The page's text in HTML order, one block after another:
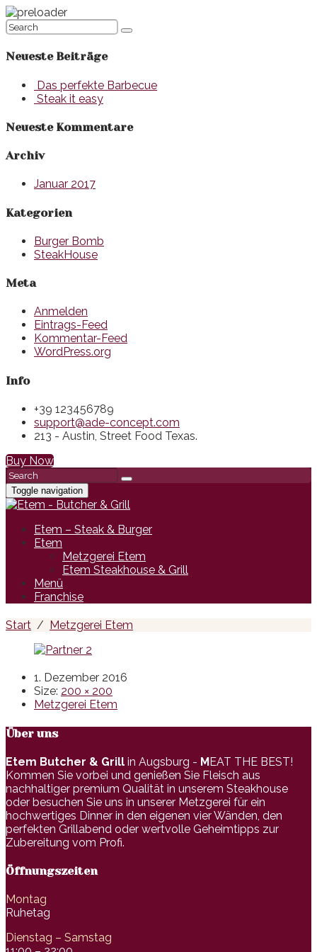
Neueste Beiträge
Das perfekte Barbecue
Steak it easy
Neueste Kommentare
Archiv
Januar 2017
Kategorien
Burger Bomb
SteakHouse
Meta
Anmelden
Eintrags-Feed
Kommentar-Feed
WordPress.org
Info
+39 123456789
support@ade-concept.com
213 - Austin, Street Food Texas.
Buy Now
Toggle navigation
Etem – Steak & Burger
Etem
Metzgerei Etem
Etem Steakhouse & Grill
Menü
Franchise
Start Metzgerei Etem
1. Dezember 2016
Size: 200 × 200
Metzgerei Etem
Über uns
Etem Butcher & Grill in Augsburg - MEAT THE BEST!
Kommen Sie vorbei und genießen Sie Fleisch aus
nachhaltiger premium Qualität in unserem Steakhouse
oder besuchen Sie uns in unserer Metzgerei für ein
hochwertiges Dinner in den eigenen vier Wänden, den
perfekten Grillabend oder wertvolle Geheimtipps zur
Zubereitung vom Profi.
Öffnungszeiten
Montag
Ruhetag
Dienstag – Samstag